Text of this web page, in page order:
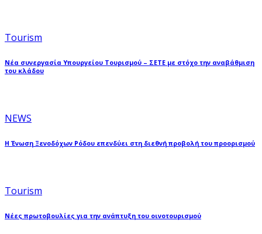
Tourism
Νέα συνεργασία Υπουργείου Τουρισμού – ΣΕΤΕ με στόχο την αναβάθμιση
του κλάδου
NEWS
Η Ένωση Ξενοδόχων Ρόδου επενδύει στη διεθνή προβολή του προορισμού
Tourism
Νέες πρωτοβουλίες για την ανάπτυξη του οινοτουρισμού